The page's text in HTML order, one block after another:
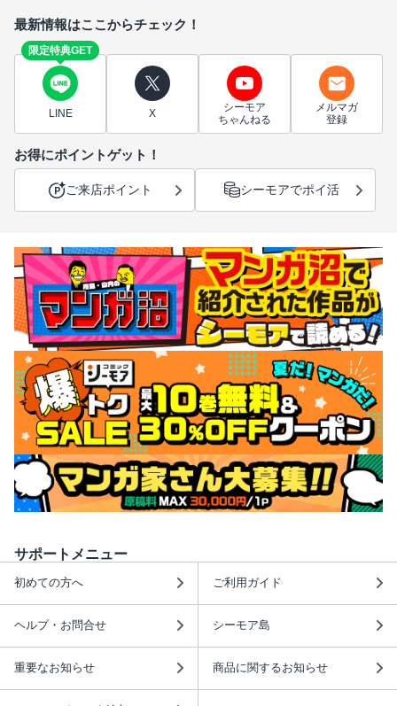
最新情報はここからチェック！
限定特典GET
LINE X
シーモア
ちゃんねる
メルマガ
登録
お得にポイントゲット！
ご来店ポイント シーモアでポイ活
サポートメニュー
初めての方へ ご利用ガイド
ヘルプ・お問合せ シーモア島
重要なお知らせ 商品に関するお知らせ